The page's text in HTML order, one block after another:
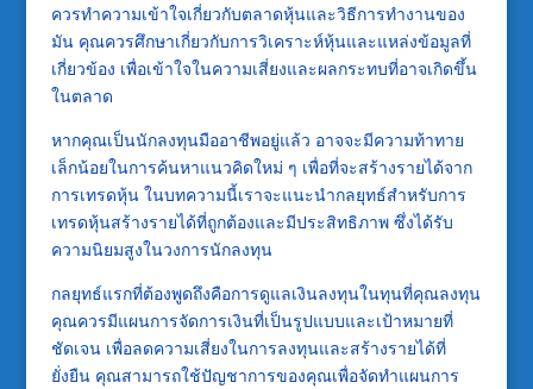
ควรทำความเข้าใจเกี่ยวกับตลาดหุ้นและวิธีการทำงานของ
มัน คุณควรศึกษาเกี่ยวกับการวิเคราะห์หุ้นและแหล่งข้อมูลที่
เกี่ยวข้อง เพื่อเข้าใจในความเสี่ยงและผลกระทบที่อาจเกิดขึ้น
ในตลาด
หากคุณเป็นนักลงทุนมืออาชีพอยู่แล้ว อาจจะมีความท้าทาย
เล็กน้อยในการค้นหาแนวคิดใหม่ ๆ เพื่อที่จะสร้างรายได้จาก
การเทรดหุ้น ในบทความนี้เราจะแนะนำกลยุทธ์สำหรับการ
เทรดหุ้นสร้างรายได้ที่ถูกต้องและมีประสิทธิภาพ ซึ่งได้รับ
ความนิยมสูงในวงการนักลงทุน
กลยุทธ์แรกที่ต้องพูดถึงคือการดูแลเงินลงทุนในทุนที่คุณลงทุน
คุณควรมีแผนการจัดการเงินที่เป็นรูปแบบและเป้าหมายที่
ชัดเจน เพื่อลดความเสี่ยงในการลงทุนและสร้างรายได้ที่
ยั่งยืน คุณสามารถใช้ปัญชาการของคุณเพื่อจัดทำแผนการ